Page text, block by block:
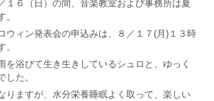
１６（日）の間、音楽教室および事務所は夏
ウィン発表会の申込みは、８／１７(月)１３時
。
を浴びて生き生きしているシュロと、ゆっく
した。
りますが、水分栄養睡眠よく取って、楽しい